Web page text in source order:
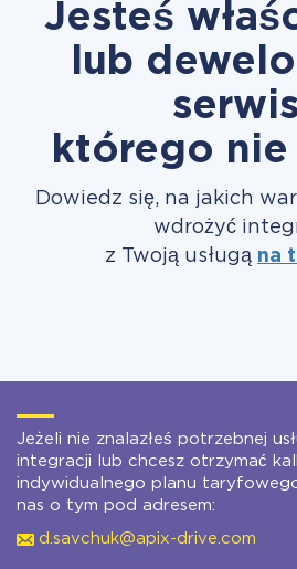
Jesteś
lub
którego nie
Dowiedz się, na jakich
wdrożyć
z Twoją usługą na
Jeżeli nie znalazłeś potrzebnej
integracji lub chcesz otrzymać
indywidualnego planu
nas o tym pod adresem:
d.savchuk@apix-drive.com